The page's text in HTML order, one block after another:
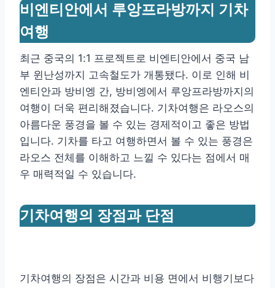
비엔티안에서 루앙프라방까지 기차
여행
최근 중국의 1:1 프로젝트로 비엔티안에서 중국 남
부 윈난성까지 고속철도가 개통됐다. 이로 인해 비
엔티안과 방비엥 간, 방비엥에서 루앙프라방까지의
여행이 더욱 편리해졌습니다. 기차여행은 라오스의
아름다운 풍경을 볼 수 있는 경제적이고 좋은 방법
입니다. 기차를 타고 여행하면서 볼 수 있는 풍경은
라오스 전체를 이해하고 느낄 수 있다는 점에서 매
우 매력적일 수 있습니다.
기차여행의 장점과 단점
기차여행의 장점은 시간과 비용 면에서 비행기보다